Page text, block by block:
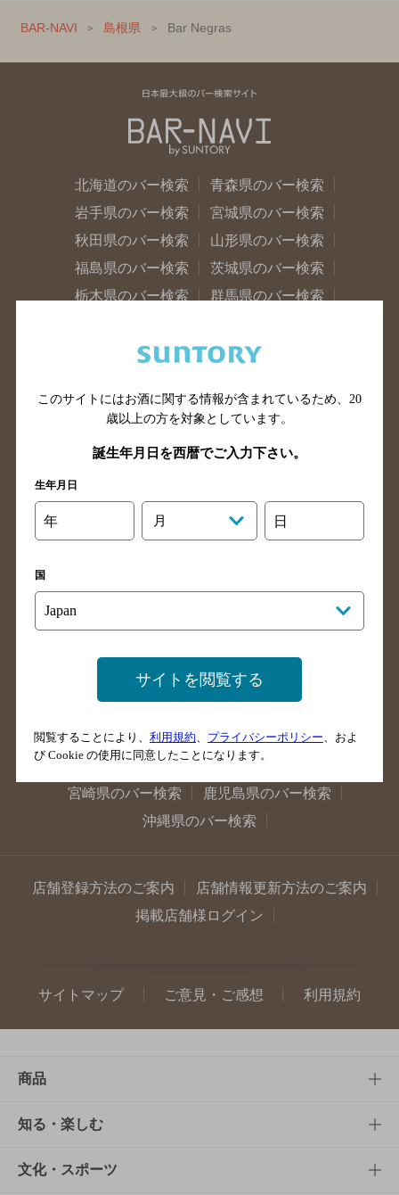
BAR-NAVI 島根県 Bar Negras
北海道のバー検索
青森県のバー検索
岩手県のバー検索
宮城県のバー検索
秋田県のバー検索
山形県のバー検索
福島県のバー検索
茨城県のバー検索
栃木県のバー検索
群馬県のバー検索
新潟県のバー検索
東京都のバー検索
埼玉県のバー検索
愛知県のバー検索
岐阜県のバー検索
富山県のバー検索
石川県のバー検索
大阪府のバー検索
京都府のバー検索
兵庫県のバー検索
奈良県のバー検索
山口県のバー検索
鳥取県のバー検索
島根県のバー検索
徳島県のバー検索
香川県のバー検索
愛媛県のバー検索
長崎県のバー検索
佐賀県のバー検索
大分県のバー検索
熊本県のバー検索
宮崎県のバー検索
鹿児島県のバー検索
沖縄県のバー検索
店舗登録方法のご案内
店舗情報更新方法のご案内
掲載店舗様ログイン
サイトマップ ご意見・ご感想 利用規約
商品
商品TOP
商品一覧
知る・楽しむ
知る・楽しむTOP
文化・スポーツ
このサイトにはお酒に関する情報が含まれているため、 20
歳以上の方を対象としています。
誕生年月日を西暦でご入力下さい。
生年月日
年 月 日
国
サイトを閲覧する
閲覧することにより、 利用規約 プライバシーポリシー 、およ
び Cookie の使用に同意したことになります。